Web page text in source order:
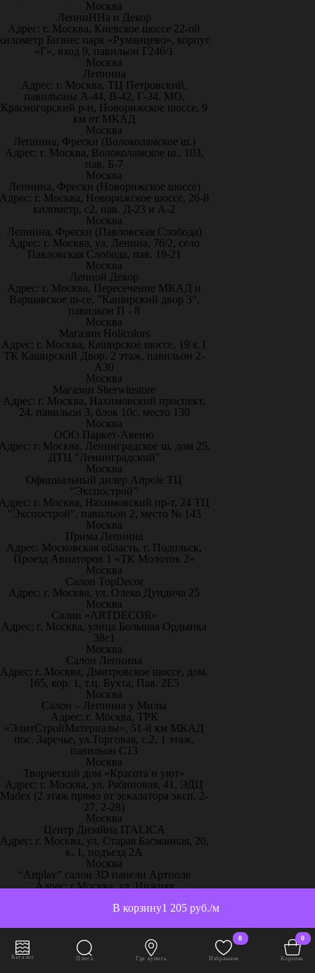
1 205 руб./м
В корзину
Москва
ЛепниННа и Декор
Адрес: г. Москва, Киевское шоссе 22-ой
Бизнес парк «Румянцево», корпус
«Г», вход 9, павильон Г246/1
Москва
Лепнина
Адрес: г. Москва, ТЦ Петровский,
павильоны А-44, В-42, Г-34. МО,
Красногорский р-н, Новорижское шоссе, 9
км от МКАД
Москва
Лепнина, Фрески (Волоколамское ш.)
Адрес: г. Москва, Волоколамское ш., 103,
пав. Б-7
Москва
Лепнина, Фрески (Новорижское шоссе)
г. Москва, Новорижское шоссе, 26-й
километр, с2, пав. Д-23 и А-2
Москва
Лепнина, Фрески (Павловская Слобода)
Адрес: г. Москва, ул. Ленина, 76/2, село
Павловская Слобода, пав. 19-21
Москва
Лепной Декор
Адрес: г. Москва, Пересечение МКАД и
Варшавское ш-се, "Каширский двор 3",
павильон П - 8
Москва
Магазин Holicolors
Адрес: г. Москва, Каширское шоссе, 19 к.1
ТК Каширский Двор, 2 этаж, павильон 2-
А30
Москва
Магазин Sherwinstore
Адрес: г. Москва, Нахимовский проспект,
24, павильон 3, блок 10с, место 130
Москва
ООО Паркет-Авeню
г. Москва, Ленинградское ш, дом 25.
ДТЦ "Ленинградский"
Москва
Официальный дилер Artpole ТЦ
"Экспострой"
г. Москва, Нахимовский пр-т, 24 ТЦ
"Экспострой", павильон 2, место № 143
Москва
Прима Лепнина
Адрес: Московская область, г. Подольск,
Проезд Авиаторов 1 «ТК Молоток 2»
Москва
Салон TopDecor
Адрес: г. Москва, ул. Олеко Дундича 25
Москва
Салон «ARTDECOR»
Адрес: г. Москва, улица Большая Ордынка
38с1
Москва
Салон Лепнина
Адрес: г. Москва, Дмитровское шоссе, дом.
165, кор. 1, т.ц. Бухта, Пав. 2Е5
Москва
Салон – Лепнина у Милы
Адрес: г. Москва, ТРК
«ЭлитСтройМатериалы», 51-й км МКАД
пос. Заречье, ул.Торговая, с.2, 1 этаж,
павильон С13
Москва
Творческий дом «Красота и уют»
Адрес: г. Москва, ул. Рябиновая, 41, ЭДЦ
Madex (2 этаж прямо от эскалатора эксп. 2-
27, 2-28)
Москва
Центр Дизайна ITALICA
Адрес: г. Москва, ул. Старая Басманная, 20,
к. 1, подъезд 2А
Москва
“Artplay” салон 3D панели Артполе
Адрес: г.Москва, ул. Нижняя
Москва
Адрес: г. Москва, 65 км МКАД, дом
выставочный 18/11
Москва
“Декор-Интерьер” ТЦ «Family Room»
Каталог Поиск Где купить
0
Избранное
0
Корзина